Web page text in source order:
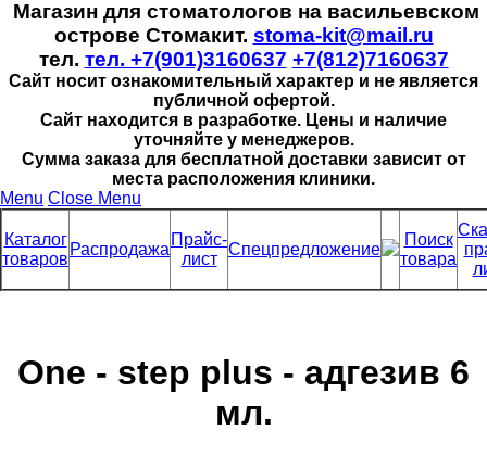
Магазин для стоматологов на васильевском
острове Стомакит. stoma-kit@mail.ru
тел. тел. +7(901)3160637 +7(812)7160637
Сайт носит ознакомительный характер и не является
публичной офертой.
Сайт находится в разработке. Цены и наличие
уточняйте у менеджеров.
Сумма заказа для бесплатной доставки зависит от
места расположения клиники.
Menu Close Menu
Каталог
товаров
Распродажа
Прайс-
лист
Спецпредложение
Поиск
товара
One - step plus - адгезив 6
мл.